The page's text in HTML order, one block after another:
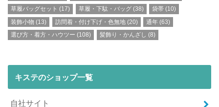
草履バッグセット (17) 草履・下駄・バッグ(38) 袋帯(10)
装飾小物 (13) 訪問着・付け下げ・色無地(20) 通年(63)
選び方・着方・ハウツー (108) 髪飾り・かんざし (8)
キステのショップ一覧
自社サイト